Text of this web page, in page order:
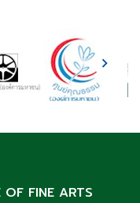
OF FINE ARTS